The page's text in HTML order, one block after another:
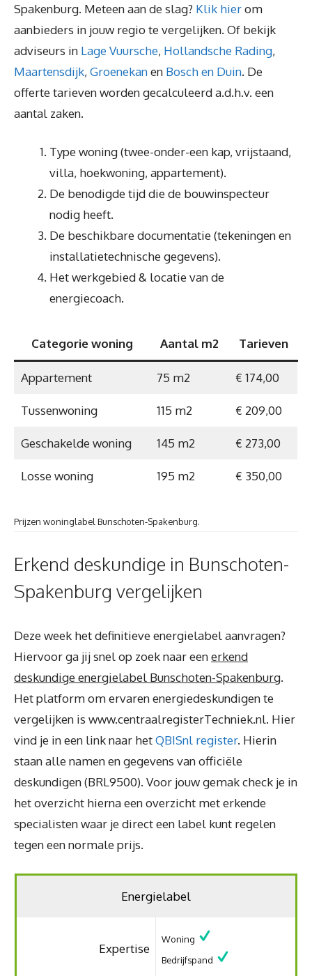
Spakenburg. Meteen aan de slag? Klik hierom
aanbieders in jouw regio te vergelijken. Of bekijk
adviseurs in Lage Vuursche, Hollandsche Rading,
Maartensdijk, Groenekanen Bosch en Duin. De
offerte tarieven worden gecalculeerd a.d.h.v. een
aantal zaken.
Type woning (twee-onder-een kap, vrijstaand,
villa, hoekwoning, appartement).
De benodigde tijd die de bouwinspecteur
nodig heeft.
De beschikbare documentatie (tekeningen en
installatietechnische gegevens).
Het werkgebied & locatie van de
energiecoach.
Categorie woning Aantal m2 Tarieven
Appartement 75 m2 € 174,00
Tussenwoning 115 m2 € 209,00
Geschakelde woning 145 m2 € 273,00
Losse woning 195 m2 € 350,00
Prijzen woninglabel Bunschoten-Spakenburg.
Erkend deskundige in Bunschoten-
Spakenburg vergelijken
Deze week het definitieve energielabel aanvragen?
Hiervoor ga jij snel op zoek naar eenerkend
deskundige energielabel Bunschoten-Spakenburg.
Het platform om ervaren energiedeskundigen te
vergelijken is www.centraalregisterTechniek.nl. Hier
vind je in een link naar hetQBISnl register. Hierin
staan alle namen en gegevens van officiële
deskundigen (BRL9500). Voor jouw gemak check je in
het overzicht hierna een overzicht met erkende
specialisten waar je direct een label kunt regelen
tegen een normale prijs.
Energielabel
Expertise
Woning
Bedrijfspand